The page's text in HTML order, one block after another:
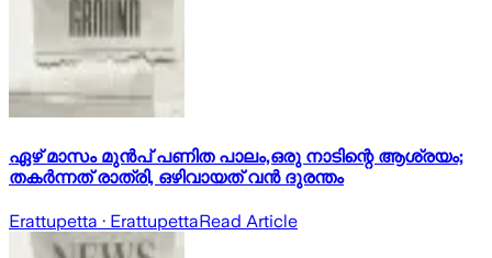
ഏഴ് മാസം മുൻപ് പണിത പാലം,ഒരു നാടിന്റെ ആശ്രയം;
തകർന്നത് രാത്രി, ഒഴിവായത് വൻ ദുരന്തം
Erattupetta · ErattupettaRead Article